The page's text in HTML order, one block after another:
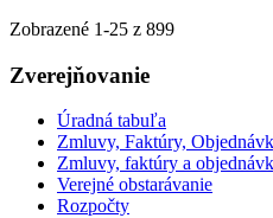
Zobrazené 1-25 z 899
Zverejňovanie
Úradná tabuľa
Zmluvy, Faktúry,
Zmluvy, faktúry a
Verejné obstarávanie
Rozpočty